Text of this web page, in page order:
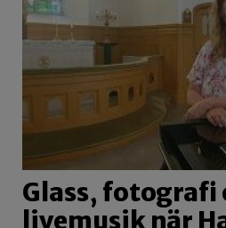
Glass, fotografi
livemusik när